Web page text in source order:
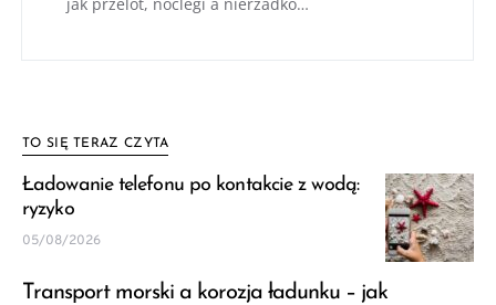
TO SIĘ TERAZ CZYTA
Ładowanie telefonu po kontakcie z wodą:
ryzyko
05/08/2026
Transport morski a korozja ładunku – jak